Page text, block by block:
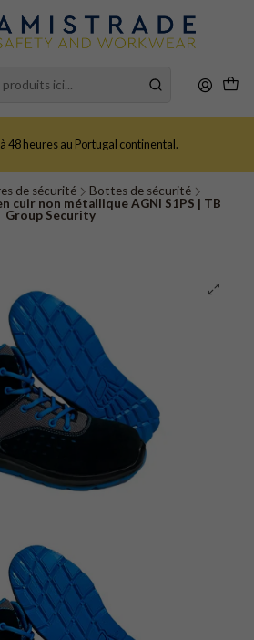
48 heures au Portugal continental.
de sécurité
Bottes de sécurité
cuir non métallique AGNI S1PS | TB
Group Security